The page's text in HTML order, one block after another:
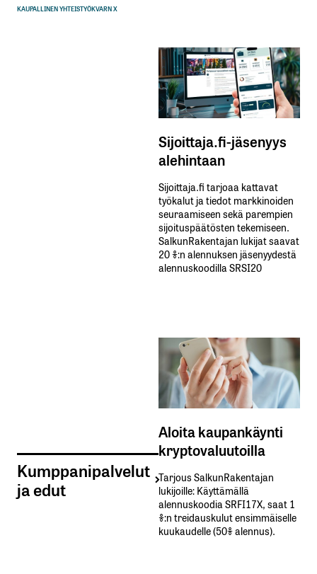
KAUPALLINEN YHTEISTYÖKVARN X
Kumppanipalvelut
ja edut
Sijoittaja.fi-jäsenyys
alehintaan
Sijoittaja.fi tarjoaa kattavat
työkalut ja tiedot markkinoiden
seuraamiseen sekä parempien
sijoituspäätösten tekemiseen.
SalkunRakentajan lukijat saavat
20 %:n alennuksen jäsenyydestä
alennuskoodilla SRSI20
Aloita kaupankäynti
kryptovaluutoilla
Tarjous SalkunRakentajan
lukijoille: Käyttämällä​ ​
alennuskoodia​ ​SRFI17X,​ ​saat​ ​1
%:n treidauskulut​ ​ensimmäiselle​ ​
kuukaudelle​ ​(50%​ ​alennus).